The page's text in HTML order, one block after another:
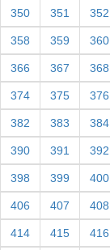
350 351 352
358 359 360
366 367 368
374 375 376
382 383 384
390 391 392
398 399 400
406 407 408
414 415 416